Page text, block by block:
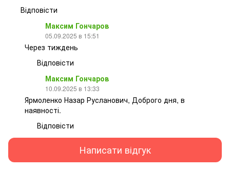
Відповісти
Максим Гончаров
05.09.2025 в 15:51
Через тиждень
Відповісти
Максим Гончаров
10.09.2025 в 13:33
Ярмоленко Назар Русланович, Доброго дня, в
наявності.
Відповісти
Написати відгук